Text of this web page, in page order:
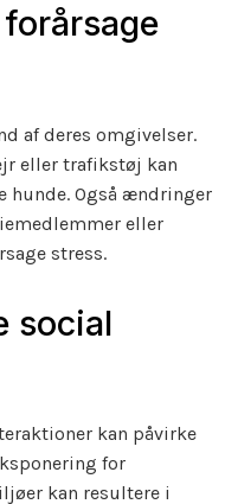
af deres omgivelser.
eller trafikstøj kan
hunde. Også ændringer
eller
stress.
social
kan påvirke
for
kan resultere i